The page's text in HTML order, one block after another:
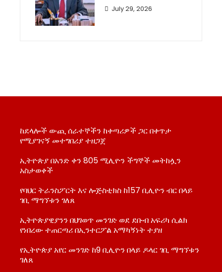
July 29, 2026
ከደላሎች ውጪ ሰራተኞችን ከቀጣሪዎች ጋር በቀጥታ
የሚያገናኝ መተግበሪያ ተዘጋጀ
ኢትዮጵያ በአንድ ቀን 805 ሚሊዮን ችግኞች መትከሏን
አስታወቀች
የባህር ትራንስፖርት እና ሎጅስቲክስ ከ157 ቢሊዮን ብር በላይ
ገቢ ማግኘቱን ገለጸ
ኢትዮጵያዊያንን በህገወጥ መንገድ ወደ ደቡብ አፍሪካ ሲልክ
የነበረው ተጠርጣሪ በኢንተርፖል አማካኝነት ተያዘ
የኢትዮጵያ አየር መንገድ ከ9 ቢሊዮን በላይ ዶላር ገቢ ማግኘቱን
ገለጸ